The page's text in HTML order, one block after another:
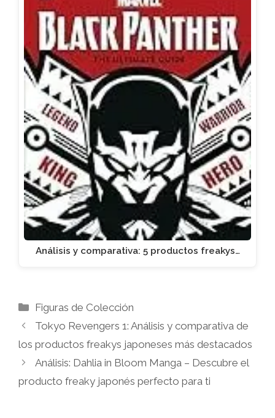
Análisis y comparativa: 5 productos freakys…
Categorías
Figuras de Colección
Tokyo Revengers 1: Análisis y comparativa de
los productos freakys japoneses más destacados
Análisis: Dahlia in Bloom Manga – Descubre el
producto freaky japonés perfecto para ti